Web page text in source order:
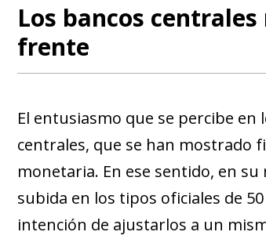
in a new window)
in a new window)
window)
Los bancos
frente
El entusiasmo que se percibe
centrales, que se han mostrado
monetaria. En ese sentido, en
subida en los tipos oficiales de
intención de ajustarlos a un